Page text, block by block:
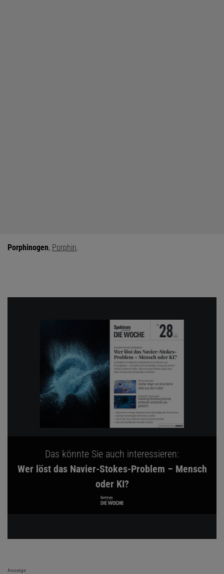
Porphinogen, Porphin.
Das könnte Sie auch interessieren:
Wer löst das Navier-Stokes-Problem – Mensch
oder KI?
Anzeige